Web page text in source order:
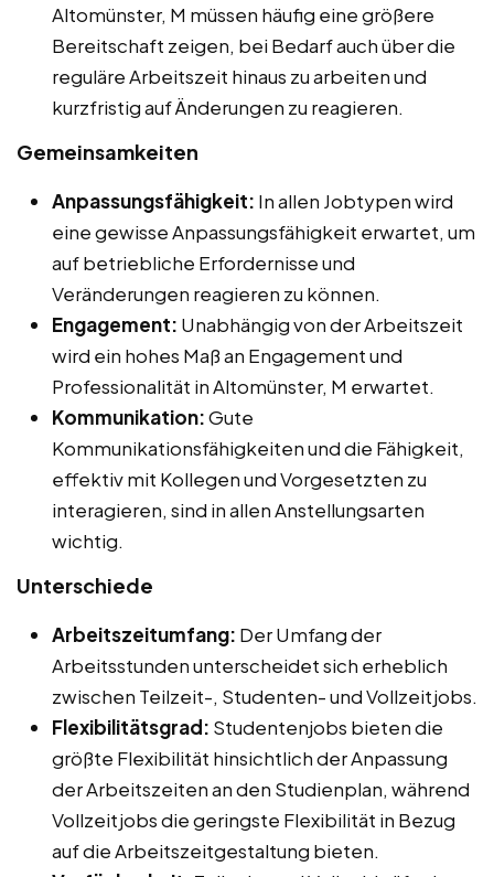
Altomünster, M müssen häufig eine größere
Bereitschaft zeigen, bei Bedarf auch über die
reguläre Arbeitszeit hinaus zu arbeiten und
kurzfristig auf Änderungen zu reagieren.
Gemeinsamkeiten
Anpassungsfähigkeit: In allen Jobtypen wird
eine gewisse Anpassungsfähigkeit erwartet, um
auf betriebliche Erfordernisse und
Veränderungen reagieren zu können.
Engagement: Unabhängig von der Arbeitszeit
wird ein hohes Maß an Engagement und
Professionalität in Altomünster, M erwartet.
Kommunikation:Gute
Kommunikationsfähigkeiten und die Fähigkeit,
effektiv mit Kollegen und Vorgesetzten zu
interagieren, sind in allen Anstellungsarten
wichtig.
Unterschiede
Arbeitszeitumfang: Der Umfang der
Arbeitsstunden unterscheidet sich erheblich
zwischen Teilzeit-, Studenten- und Vollzeitjobs.
Flexibilitätsgrad: Studentenjobs bieten die
größte Flexibilität hinsichtlich der Anpassung
der Arbeitszeiten an den Studienplan, während
Vollzeitjobs die geringste Flexibilität in Bezug
auf die Arbeitszeitgestaltung bieten.